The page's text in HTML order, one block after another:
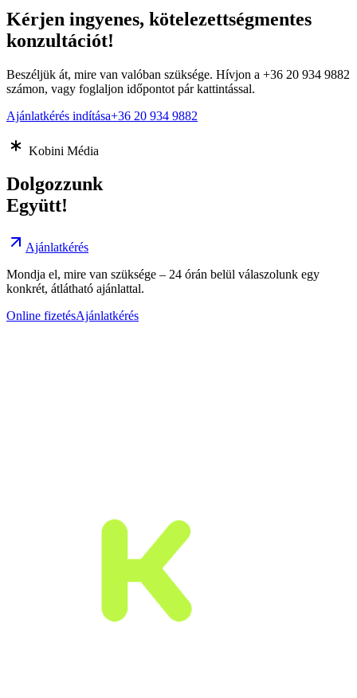
Kérjen ingyenes, kötelezettségmentes
konzultációt!
Beszéljük át, mire van valóban szüksége. Hívjon a +36 20 934 9882
számon, vagy foglaljon időpontot pár kattintással.
Ajánlatkérés indítása+36 20 934 9882
Kobini Média
Dolgozzunk
Együtt!
Ajánlatkérés
Mondja el, mire van szüksége – 24 órán belül válaszolunk egy
konkrét, átlátható ajánlattal.
Online fizetésAjánlatkérés